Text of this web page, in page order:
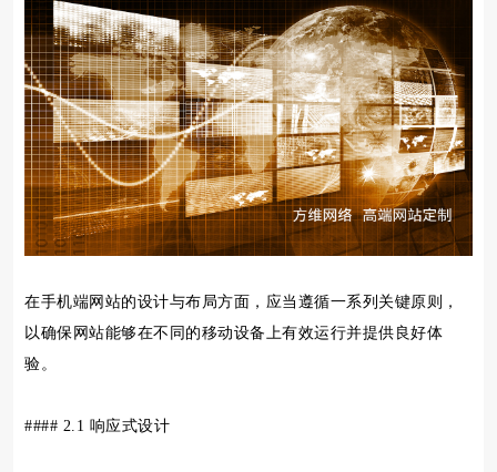
在手机端网站的设计与布局方面，应当遵循一系列关键原则，
以确保网站能够在不同的移动设备上有效运行并提供良好体
验。
#### 2.1 响应式设计